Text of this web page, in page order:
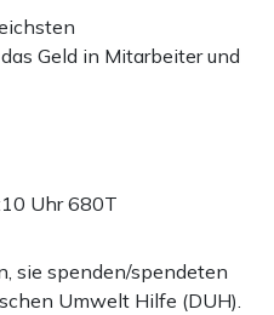
Geld in Mitarbeiter und
Uhr680T
sie spenden/spendeten
Umwelt Hilfe (DUH).